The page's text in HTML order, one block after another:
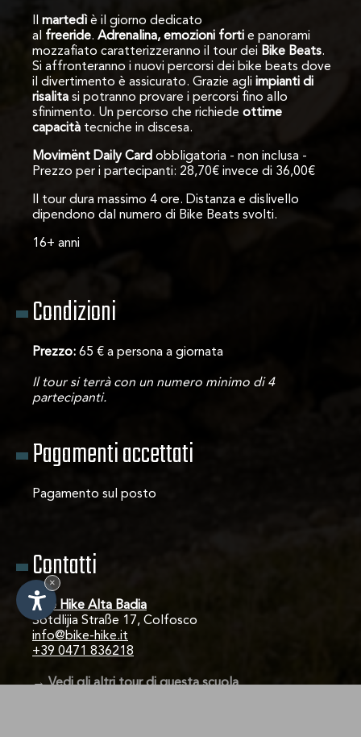
martedìè il giorno dedicato
al freeride. Adrenalina, emozioni forti e panorami
mozzafiato caratterizzeranno il tour dei Bike Beats.
Si affronteranno i nuovi percorsi dei bike beats dove
il divertimento è assicurato. Grazie agli impianti di
risalita si potranno provare i percorsi fino allo
sfinimento. Un percorso che richiede ottime
capacità tecniche in discesa.
Movimënt Daily Card obbligatoria - non inclusa -
Prezzo per i partecipanti: 28,70€ invece di 36,00€
Il tour dura massimo 4 ore. Distanza e dislivello
dipendono dal numero di Bike Beats svolti.
16+ anni
Condizioni
Prezzo: 65 € a persona a giornata
Il tour si terrà con un numero minimo di 4
partecipanti.
Pagamenti accettati
Pagamento sul posto
Contatti
Bike Hike Alta Badia
Sotdlijia Straße 17, Colfosco
info@bike-hike.it
+39 0471 836218
→ Vedi gli altri tour di questa scuola
×